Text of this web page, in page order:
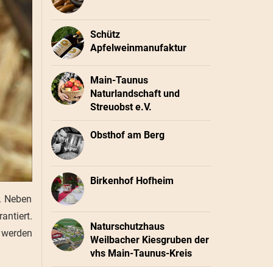
Schütz
Apfelweinmanufaktur
Main-Taunus
Naturlandschaft und
Streuobst e.V.
Obsthof am Berg
Birkenhof Hofheim
Naturschutzhaus
Weilbacher Kiesgruben der
vhs Main-Taunus-Kreis